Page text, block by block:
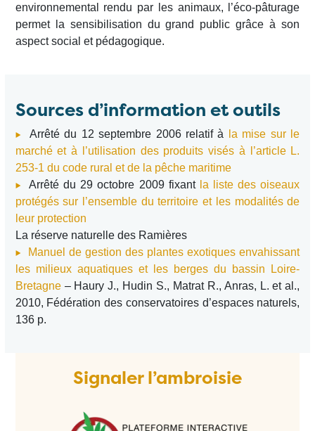
environnemental rendu par les animaux, l’éco-pâturage
permet la sensibilisation du grand public grâce à son
aspect social et pédagogique.
Sources d’information et outils
Arrêté du 12 septembre 2006 relatif à
la mise sur le
marché et à l’utilisation des produits visés à l’article L.
253-1 du code rural et de la pêche maritime
Arrêté du 29 octobre 2009 fixant la liste des oiseaux
protégés sur l’ensemble du territoire et les modalités de
leur protection
La réserve naturelle des Ramières
Manuel de gestion des plantes exotiques envahissant
les milieux aquatiques et les berges du bassin Loire-
Bretagne– Haury J., Hudin S., Matrat R., Anras, L. et al.,
2010, Fédération des conservatoires d’espaces naturels,
136 p.
Signaler l’ambroisie